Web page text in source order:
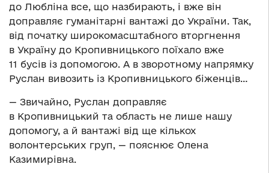
до Любліна все, що назбирають, і вже він
доправляє гуманітарні вантажі до України. Так,
від початку широкомасштабного вторгнення
в Україну до Кропивницького поїхало вже
11 бусів із допомогою. А в зворотному напрямку
Руслан вивозить із Кропивницького біженців…
— Звичайно, Руслан доправляє
в Кропивницький та область не лише нашу
допомогу, а й вантажі від ще кількох
волонтерських груп, — пояснює Олена
Казимирівна.